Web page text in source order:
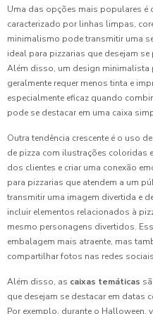
Uma das opções mais populares é
caracterizado por linhas limpas,
minimalismo pode transmitir uma
ideal para pizzarias que desejam
Além disso, um design minimalista
geralmente requer menos tinta e
especialmente eficaz quando
pode se destacar em uma caixa
Outra tendência crescente é o uso de
de pizza com ilustrações coloridas
dos clientes e criar uma conexão
para pizzarias que atendem a um
transmitir uma imagem divertida e
incluir elementos relacionados à
mesmo personagens divertidos.
embalagem mais atraente, mas
compartilhar fotos nas redes
Além disso, as caixas temáticas
que desejam se destacar em datas
Por exemplo, durante o Halloween,